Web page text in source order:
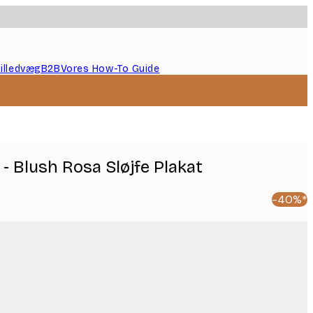
B2BVores How-To Guide
Blush Rosa Sløjfe Plakat
-40%*